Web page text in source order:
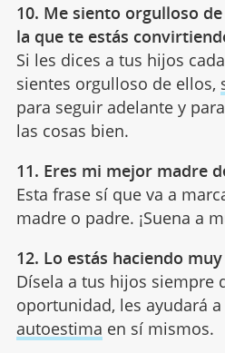
10. Me siento orgulloso
la que te estás
Si les dices a tus hijos
sientes orgulloso de ellos,
para seguir adelante y
las cosas bien.
11. Eres mi mejor madre
Esta frase sí que va a
madre o padre. ¡Suena a
12. Lo estás haciendo
Dísela a tus hijos siempre
oportunidad, les ayudará
autoestima en sí mismos.